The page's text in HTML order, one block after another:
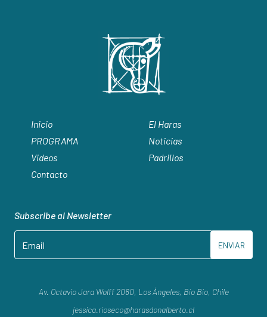
Inicio
El Haras
PROGRAMA
Noticias
Videos
Padrillos
Contacto
Subscribe al Newsletter
ENVIAR
Av. Octavio Jara Wolff 2080, Los Ángeles, Bío Bío, Chile
jessica.rioseco@harasdonalberto.cl